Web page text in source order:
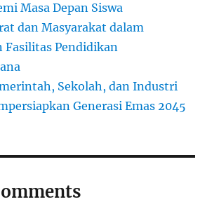
Masa Depan Siswa
dan Masyarakat dalam
Fasilitas Pendidikan
Sekolah, dan Industri
Generasi Emas 2045